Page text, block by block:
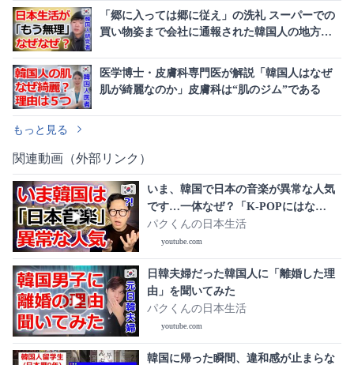
「郷に入っては郷に従え」の洗礼 スーパーでの
買い物姿まで会社に通報された韓国人の地方生
医学博士・皮膚科専門医が解説「韓国人はなぜ
肌が綺麗なのか」皮膚科は“肌のジム”である
もっと見る
関連動画（外部リンク）
いま、韓国で日本の音楽が異常な人気
です…一体なぜ？「K-POPにはな
い“ある魅力”」に韓国人が言葉を失う3
つの理由
パクくんの日本生活
youtube.com
日韓夫婦だった韓国人に「離婚した理
由」を聞いてみた
パクくんの日本生活
youtube.com
韓国に帰った瞬間、違和感が止まらな